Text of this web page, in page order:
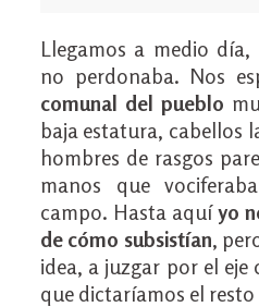
Llegamos a medio
no perdonaba. Nos
comunal del pueblo
baja estatura, cabellos
hombres de rasgos
manos que
campo. Hasta aquíyo
de cómo subsistían,
idea, a juzgar por el
que dictaríamos el resto